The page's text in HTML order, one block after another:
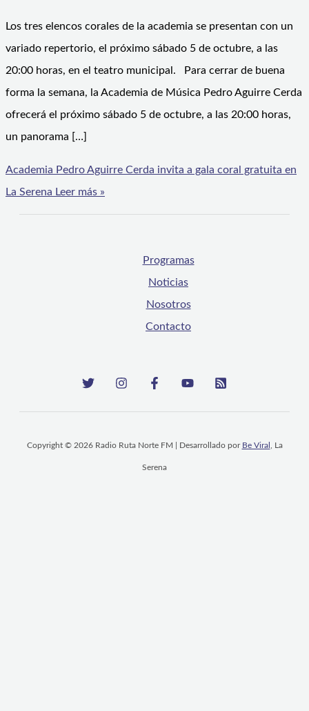
Los tres elencos corales de la academia se presentan con un
variado repertorio, el próximo sábado 5 de octubre, a las
20:00 horas, en el teatro municipal. Para cerrar de buena
forma la semana, la Academia de Música Pedro Aguirre Cerda
ofrecerá el próximo sábado 5 de octubre, a las 20:00 horas,
un panorama […]
Academia Pedro Aguirre Cerda invita a gala coral gratuita en
La Serena Leer más »
Programas
Noticias
Nosotros
Contacto
Copyright © 2026 Radio Ruta Norte FM | Desarrollado por Be Viral , La
Serena